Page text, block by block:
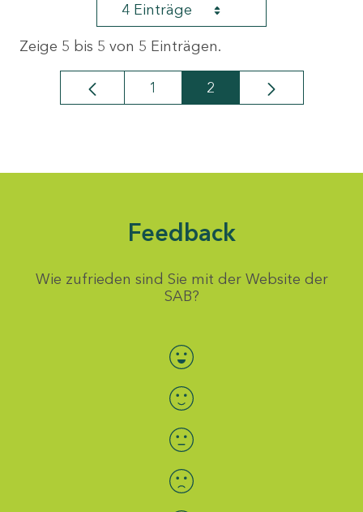
4 Einträge
Zeige 5 bis 5 von 5 Einträgen.
Seite
1 Seite
2
Feedback
Wie zufrieden sind Sie mit der Website der
SAB?
Bewertung auswählen